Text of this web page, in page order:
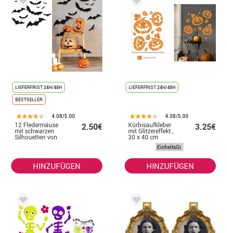
LIEFERFRIST 24H/48H
BESTSELLER
4.08/5.00
12 Fledermäuse
mit schwarzen
Silhouetten von
2.50€
HINZUFÜGEN
LIEFERFRIST 24H/48H
4.08/5.00
Kürbisaufkleber
mit Glitzereffekt ,
30 x 40 cm
3.25€
EinheitsGr.
HINZUFÜGEN